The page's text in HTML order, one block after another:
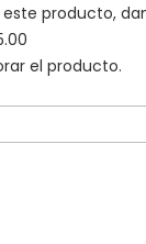
producto,
el producto.